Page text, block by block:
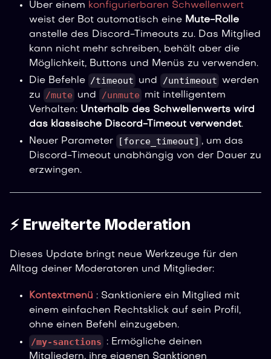
Über einem konfigurierbaren Schwellenwert
weist der Bot automatisch eine Mute-Rolle
anstelle des Discord-Timeouts zu. Das Mitglied
kann nicht mehr schreiben, behält aber die
Möglichkeit, Buttons und Menüs zu verwenden.
Die Befehle /timeout und /untimeout werden
zu
/mute und /unmute mit intelligentem
Verhalten: Unterhalb des Schwellenwerts wird
das klassische Discord-Timeout verwendet.
Neuer Parameter
[force_timeout] , um das
Discord-Timeout unabhängig von der Dauer zu
erzwingen.
⚡ Erweiterte Moderation
Dieses Update bringt neue Werkzeuge für den
Alltag deiner Moderatoren und Mitglieder:
Kontextmenü : Sanktioniere ein Mitglied mit
einem einfachen Rechtsklick auf sein Profil,
ohne einen Befehl einzugeben.
/my-sanctions
: Ermögliche deinen
Mitgliedern, ihre eigenen Sanktionen